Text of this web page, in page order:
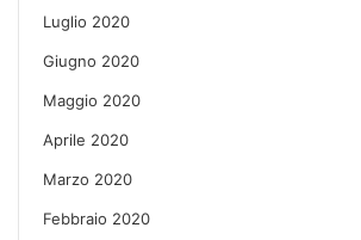
Luglio 2020
Giugno 2020
Maggio 2020
Aprile 2020
Marzo 2020
Febbraio 2020